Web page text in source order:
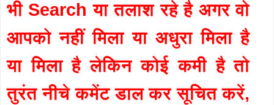
भी Search या तलाश रहे है अगर वो
आपको नहीं मिला या अधुरा मिला है
या मिला है लेकिन कोई कमी है तो
तुरंत नीचे कमेंट डाल कर सूचित करें,